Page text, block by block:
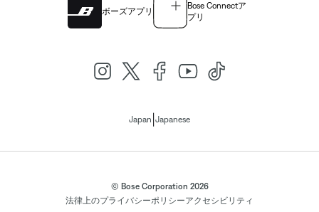
ボーズアプリ
Bose Connectア
プリ
Japan Japanese
© Bose Corporation 2026
法律上のプライバシーポリシーアクセシビリティ